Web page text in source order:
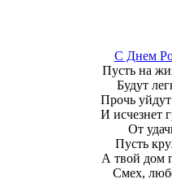
С Днем
Пусть на
Будут
Прочь
И исчезнет
От
Пусть
А твой дом
Смех,